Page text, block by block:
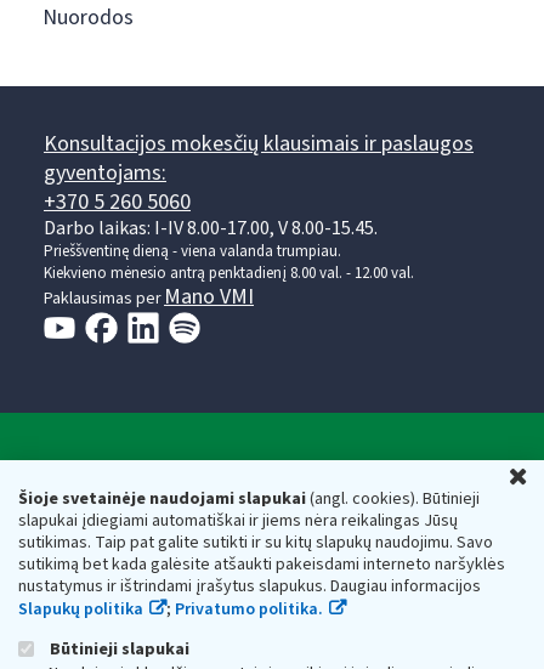
Šioje svetainėje naudojami slapukai(angl. cookies). Būtinieji
slapukai įdiegiami automatiškai ir jiems nėra reikalingas Jūsų
sutikimas. Taip pat galite sutikti ir su kitų slapukų naudojimu. Savo
sutikimą bet kada galėsite atšaukti pakeisdami interneto naršyklės
nustatymus ir ištrindami įrašytus slapukus. Daugiau informacijos
Slapukų politika
; Privatumo politika.
Būtinieji slapukai
Nuorodos
Konsultacijos mokesčių klausimais ir paslaugos
gyventojams:
+370 5 260 5060
Darbo laikas: I-IV 8.00-17.00, V 8.00-15.45.
Prieššventinę dieną - viena valanda trumpiau.
Kiekvieno mėnesio antrą penktadienį 8.00 val. - 12.00 val.
Paklausimas per Mano VMI
Respublikos finansų ministerijos
Biudžetinė įstaiga. Juridinio asmens kodas — 188659752,
adresas: Vasario 16-osios g. 14, 01107 Vilnius, Lietuva, el.paštas:
vmi@vmi.lt, E. pristatymo dėžutės adresas 188659752
Duomenys apie Valstybinę mokesčių inspekciją prie Lietuvos
Respublikos finansų ministerijos kaupiami ir saugomi Juridinių